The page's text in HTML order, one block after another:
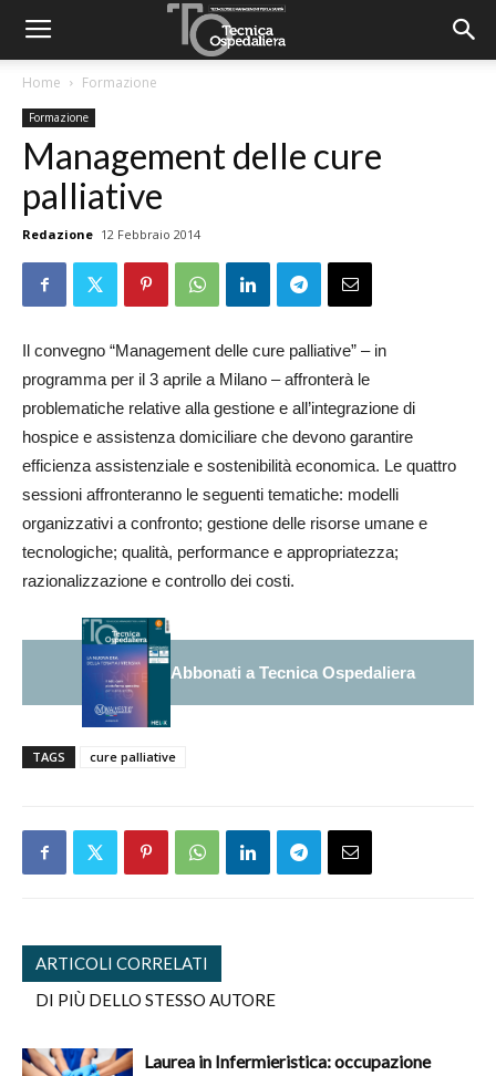
Home Formazione
Formazione
Management delle cure
palliative
Redazione 12 Febbraio 2014
Il convegno “Management delle cure palliative” – in
programma per il 3 aprile a Milano – affronterà le
problematiche relative alla gestione e all’integrazione di
hospice e assistenza domiciliare che devono garantire
efficienza assistenziale e sostenibilità economica. Le quattro
sessioni affronteranno le seguenti tematiche: modelli
organizzativi a confronto; gestione delle risorse umane e
tecnologiche; qualità, performance e appropriatezza;
razionalizzazione e controllo dei costi.
Abbonati a Tecnica Ospedaliera
TAGS cure palliative
ARTICOLI CORRELATI
DI PIÙ DELLO STESSO AUTORE
Laurea in Infermieristica: occupazione